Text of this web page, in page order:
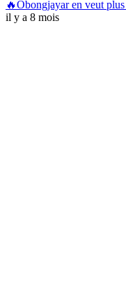
🔥Obongjayar en veut
il y a 8 mois